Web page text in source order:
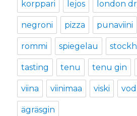
korppari lejos london
negroni pizza punaviini
rommi spiegelau
tasting tenu tenu gin
viina viinimaa viski
ägräsgin